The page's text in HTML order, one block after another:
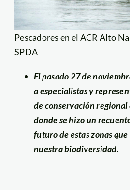
Pescadores en el ACR Alto
SPDA
El pasado 27 de
a especialistas y
de conservación
donde se hizo un
futuro de estas zonas
nuestra biodiversidad.